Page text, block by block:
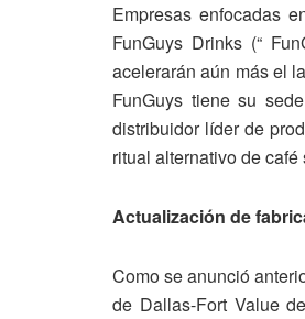
Empresas enfocadas
FunGuys Drinks (“
acelerarán aún más el
FunGuys tiene su
distribuidor líder de
ritual alternativo de
Actualización de
Como se anunció
de Dallas-Fort Value